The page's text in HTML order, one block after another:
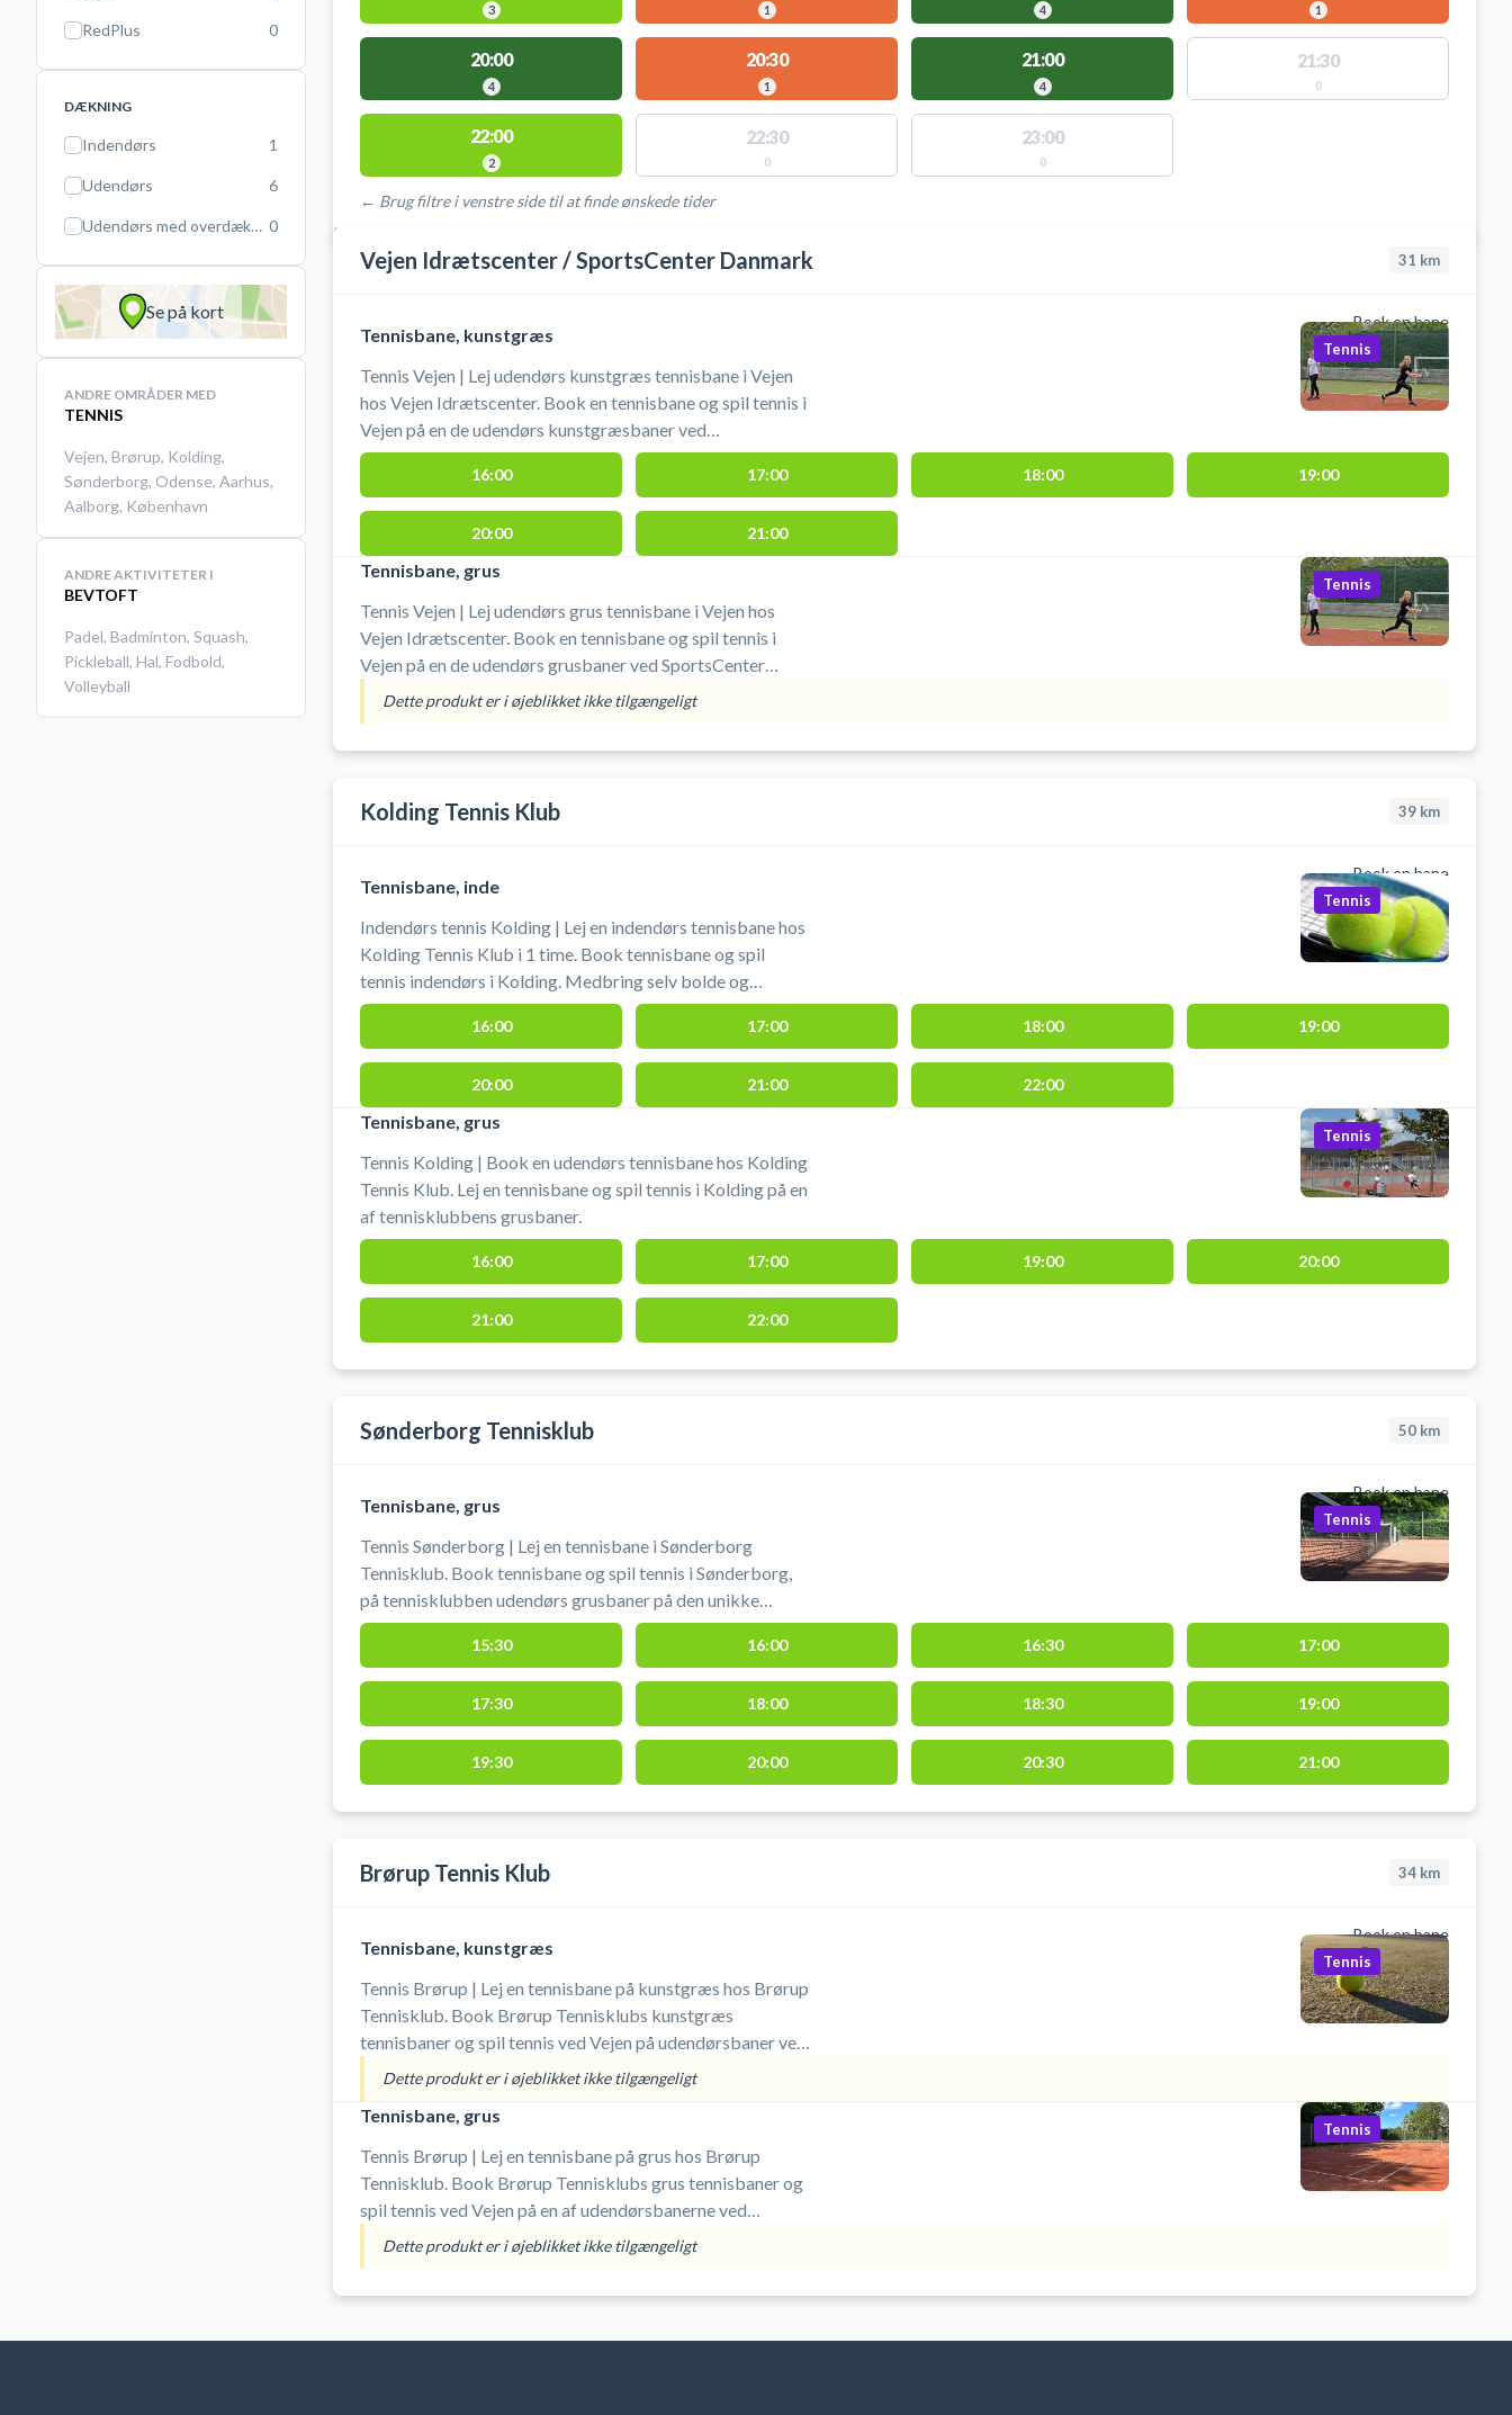
RedPlus 0
DÆKNING
Indendørs 1
Udendørs 6
Udendørs med overdækning 0
Se på kort
ANDRE OMRÅDER MED
TENNIS
Vejen, Brørup, Kolding,
Sønderborg, Odense, Aarhus,
Aalborg, København
ANDRE AKTIVITETER I
BEVTOFT
Padel, Badminton, Squash,
Pickleball, Hal, Fodbold,
Volleyball
3 1 4 1
20:00
4
20:30
1
21:00
4
21:30
0
22:00
2
22:30
0
23:00
0
← Brug filtre i venstre side til at finde ønskede tider
STEDER MED LEDIGE AKTIVITETER
Vejen Idrætscenter / SportsCenter Danmark 31 km
Book en bane
Tennisbane, kunstgræs
Tennis Vejen | Lej udendørs kunstgræs tennisbane i Vejen
hos Vejen Idrætscenter. Book en tennisbane og spil tennis i
Vejen på en de udendørs kunstgræsbaner ved
SportsCenter Danmark. Nøgle til tennisbanen skal
afhentes og afleveres i receptionen, hvor det også er
muligt at leje ketcher og bolde. Gratis parkering er muligt
ved booking af tennisbanerne i Vejen.
Tennis
16:00 17:00 18:00 19:00
20:00 21:00
Tennisbane, grus
Tennis Vejen | Lej udendørs grus tennisbane i Vejen hos
Vejen Idrætscenter. Book en tennisbane og spil tennis i
Vejen på en de udendørs grusbaner ved SportsCenter
Danmark. Nøgle til tennisbanen skal afhentes og afleveres
i receptionen, hvor det også er muligt at leje ketcher og
bolde. Gratis parkering er muligt ved booking af
Tennis
Dette produkt er i øjeblikket ikke tilgængeligt
Kolding Tennis Klub 39 km
Book en bane
Tennisbane, inde
Indendørs tennis Kolding | Lej en indendørs tennisbane hos
Kolding Tennis Klub i 1 time. Book tennisbane og spil
tennis indendørs i Kolding. Medbring selv bolde og
ketchere.
Tennis
16:00 17:00 18:00 19:00
20:00 21:00 22:00
Tennisbane, grus
Tennis Kolding | Book en udendørs tennisbane hos Kolding
Tennis Klub. Lej en tennisbane og spil tennis i Kolding på en
af tennisklubbens grusbaner.
Tennis
16:00 17:00 19:00 20:00
21:00 22:00
Sønderborg Tennisklub 50 km
Book en bane
Tennisbane, grus
Tennis Sønderborg | Lej en tennisbane i Sønderborg
Tennisklub. Book tennisbane og spil tennis i Sønderborg,
på tennisklubben udendørs grusbaner på den unikke
placering ved Kurhusskoven i Sønderborg.
Tennis
15:30 16:00 16:30 17:00
17:30 18:00 18:30 19:00
19:30 20:00 20:30 21:00
Brørup Tennis Klub 34 km
Book en bane
Tennisbane, kunstgræs
Tennis Brørup | Lej en tennisbane på kunstgræs hos Brørup
Tennisklub. Book Brørup Tennisklubs kunstgræs
tennisbaner og spil tennis ved Vejen på udendørsbaner ved
tennisklubbens i Brørup. Medbring selv ketcher og bolde.
Tennis
Dette produkt er i øjeblikket ikke tilgængeligt
Tennisbane, grus
Tennis Brørup | Lej en tennisbane på grus hos Brørup
Tennisklub. Book Brørup Tennisklubs grus tennisbaner og
spil tennis ved Vejen på en af udendørsbanerne ved
tennisklubbens i Brørup. Medbring selv ketcher og bolde.
Tennis
Dette produkt er i øjeblikket ikke tilgængeligt